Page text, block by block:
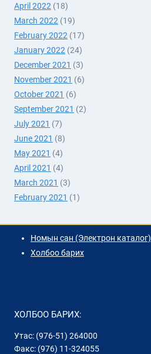
April 2022 (18)
March 2022 (19)
February 2022 (17)
January 2022 (24)
December 2021 (3)
November 2021 (6)
October 2021 (6)
September 2021 (2)
July 2021 (7)
June 2021 (8)
May 2021 (4)
April 2021 (4)
March 2021 (3)
February 2021 (1)
Номын сан (Электрон каталог)
Холбоо барих
ХОЛБОО БАРИХ:
Утас: (976-51) 264000
Факс: (976) 11-324055